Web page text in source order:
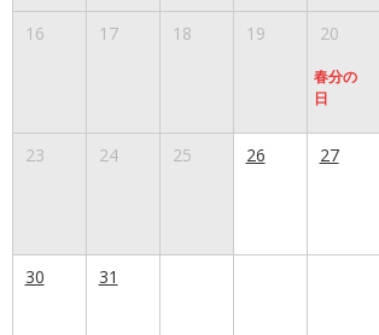
16 17 18 19 20
春分の
日
23 24 25 26 27
30 31